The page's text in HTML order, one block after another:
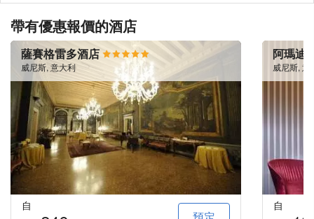
帶有優惠報價的酒店
薩賽格雷多酒店
威尼斯, 意大利
自
阿瑪迪
威尼斯, 意
自